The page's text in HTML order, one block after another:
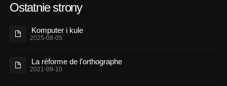
Ostatnie strony
Komputer i kule
2025-08-05
La réforme de l’orthographe
2021-09-10